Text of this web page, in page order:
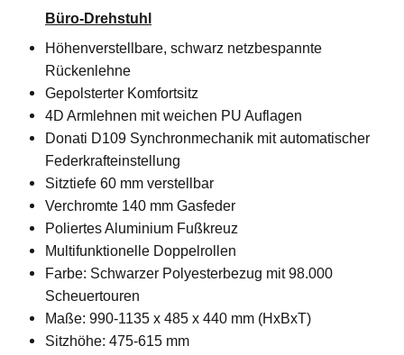
Büro-Drehstuhl
Höhenverstellbare, schwarz netzbespannte
Rückenlehne
Gepolsterter Komfortsitz
4D Armlehnen mit weichen PU Auflagen
Donati D109 Synchronmechanik mit automatischer
Federkrafteinstellung
Sitztiefe 60 mm verstellbar
Verchromte 140 mm Gasfeder
Poliertes Aluminium Fußkreuz
Multifunktionelle Doppelrollen
Farbe: Schwarzer Polyesterbezug mit 98.000
Scheuertouren
Maße: 990-1135 x 485 x 440 mm (HxBxT)
Sitzhöhe: 475-615 mm